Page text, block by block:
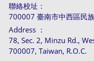
聯絡校址：
700007 臺南市中西區民
Address ：
78, Sec. 2, Minzu Rd.,
700007, Taiwan, R.O.C.